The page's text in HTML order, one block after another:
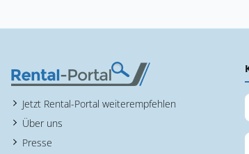
Jetzt Rental-Portal weiterempfehlen
Über uns
Presse